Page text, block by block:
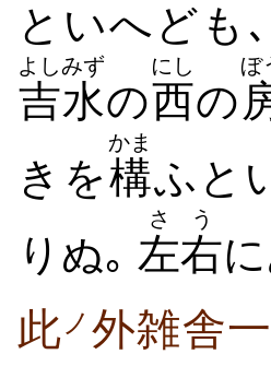
といへども
吉水
よしみず
の西
にし
の
ぼ
きを構
かま
ふと
りぬ｡ 左右
さう
此 ノ 外雑舎